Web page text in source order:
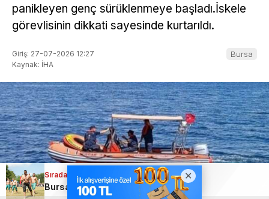
panikleyen genç sürüklenmeye başladı.İskele
görevlisinin dikkati sayesinde kurtarıldı.
Giriş: 27-07-2026 12:27
Kaynak: İHA
Bursa
Sıradaki Haber
Bursa’da Alıç Yaylası Karakucak Güreşleri’nde kıyasıya mücadele!